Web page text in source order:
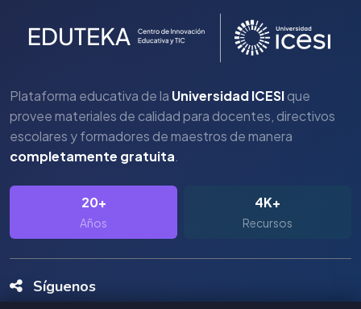
Plataforma educativa de la Universidad ICESIque
provee materiales de calidad para docentes, directivos
escolares y formadores de maestros de manera
completamente gratuita.
20+
Años
4K+
Recursos
Síguenos